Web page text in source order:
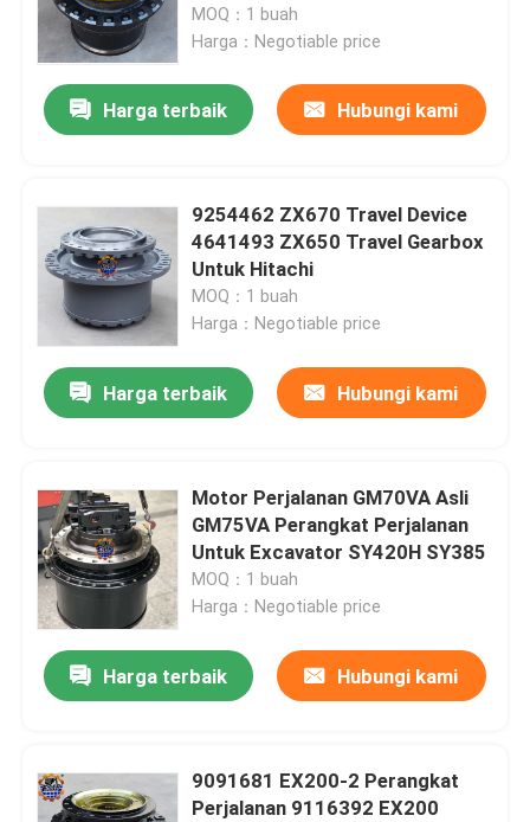
MOQ：1 buah
Harga：Negotiable price
Harga terbaik Hubungi kami
9254462 ZX670 Travel Device
4641493 ZX650 Travel Gearbox
Untuk Hitachi
MOQ：1 buah
Harga：Negotiable price
Harga terbaik Hubungi kami
Motor Perjalanan GM70VA Asli
GM75VA Perangkat Perjalanan
Untuk Excavator SY420H SY385
MOQ：1 buah
Harga：Negotiable price
Harga terbaik Hubungi kami
9091681 EX200-2 Perangkat
Perjalanan 9116392 EX200